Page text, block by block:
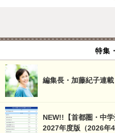
特集
編集長・加藤紀子連載
NEW!!【首都圏・中
2027年度版（2026年4